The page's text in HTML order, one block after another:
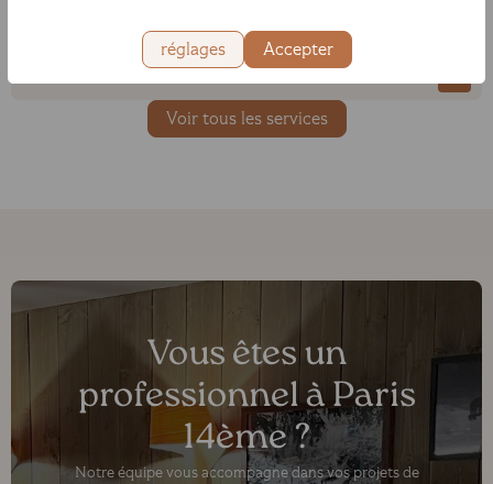
réglages Accepter
Voir tous les services
Vous êtes un
professionnel à Paris
14ème ?
Notre équipe vous accompagne dans vos projets de